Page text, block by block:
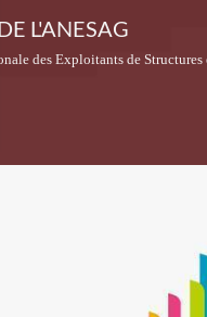
L'ANESAG
des Exploitants de